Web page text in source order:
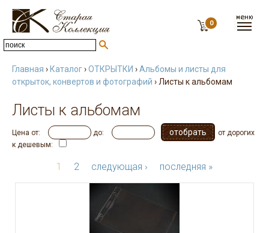
0
Главная › Каталог›ОТКРЫТКИ ›Альбомы и листы для
открыток, конвертов и фотографий › Листы к альбомам
Листы к альбомам
Цена от: до:
от дорогих
к дешевым:
1 2 следующая › последняя »